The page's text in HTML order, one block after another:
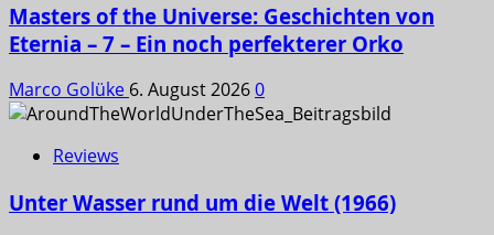
Masters of the Universe: Geschichten von
Eternia – 7 – Ein noch perfekterer Orko
Marco Golüke 6. August 20260
Reviews
Unter Wasser rund um die Welt (1966)